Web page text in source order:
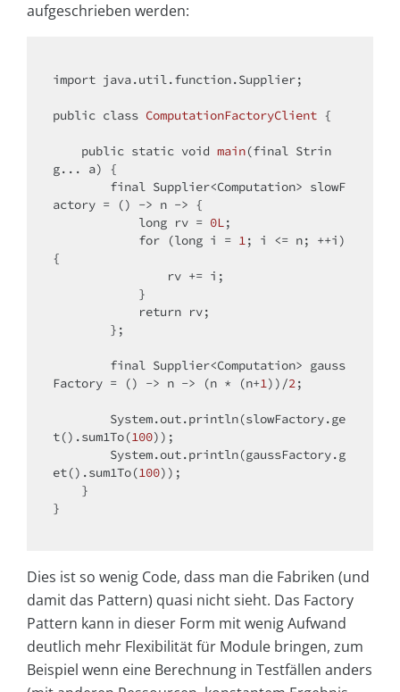
aufgeschrieben werden:
import java.util.function.Supplier;
public class ComputationFactoryClient {
public static void main(final Strin
g... a)
{
final Supplier<Computation> slowF
actory = () -> n -> {
long rv = 0L;
for (long i = 1; i <= n; ++i)
{
return rv;
final Supplier<Computation> gauss
Factory = () -> n -> (n * (n+1))/2;
t().sum1To(100));
et().sum1To(100));
}
Dies ist so wenig Code, dass man die Fabriken (und
damit das Pattern) quasi nicht sieht. Das Factory
Pattern kann in dieser Form mit wenig Aufwand
deutlich mehr Flexibilität für Module bringen, zum
Beispiel wenn eine Berechnung in Testfällen anders